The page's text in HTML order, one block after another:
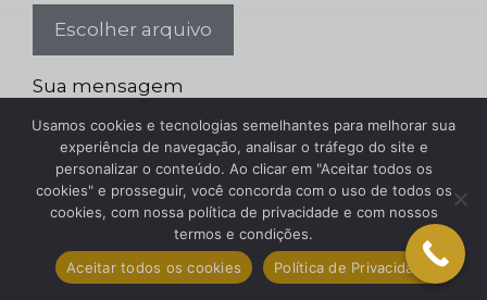
Escolher arquivo
Sua mensagem
Usamos cookies e tecnologias semelhantes para melhorar sua
experiência de navegação, analisar o tráfego do site e
personalizar o conteúdo. Ao clicar em "Aceitar todos os
cookies" e prosseguir, você concorda com o uso de todos os
cookies, com nossa política de privacidade e com nossos
termos e condições.
Aceitar todos os cookies
Política de Privacidade